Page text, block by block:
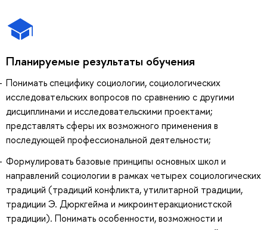
Планируемые результаты обучения
Понимать специфику социологии, социологических
исследовательских вопросов по сравнению с другими
дисциплинами и исследовательскими проектами;
представлять сферы их возможного применения в
последующей профессиональной деятельности;
Формулировать базовые принципы основных школ и
направлений социологии в рамках четырех социологических
традиций (традиций конфликта, утилитарной традиции,
традиции Э. Дюркгейма и микроинтеракционистской
традиции). Понимать особенности, возможности и